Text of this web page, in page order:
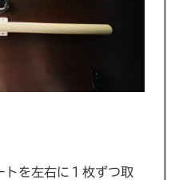
を左右に１枚ずつ取